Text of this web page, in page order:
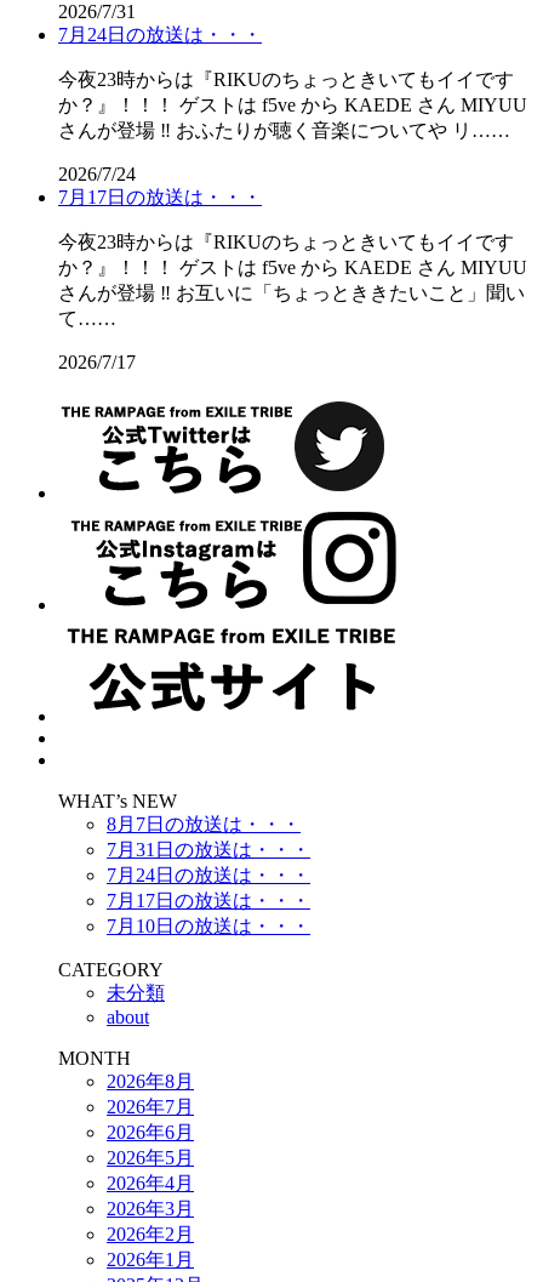
2026/7/31
7月24日の放送は・・・
今夜23時からは『RIKUのちょっときいてもイイです
か？』！！！ ゲストは f5ve から KAEDE さん MIYUU
さんが登場 ‼️ おふたりが聴く音楽についてや リ……
2026/7/24
7月17日の放送は・・・
今夜23時からは『RIKUのちょっときいてもイイです
か？』！！！ ゲストは f5ve から KAEDE さん MIYUU
さんが登場 ‼️ お互いに「ちょっとききたいこと」聞い
て……
2026/7/17
WHAT’s NEW
8月7日の放送は・・・
7月31日の放送は・・・
7月24日の放送は・・・
7月17日の放送は・・・
7月10日の放送は・・・
CATEGORY
未分類
about
MONTH
2026年8月
2026年7月
2026年6月
2026年5月
2026年4月
2026年3月
2026年2月
2026年1月